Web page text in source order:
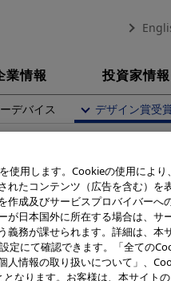
業情報 投資家情報
デバイス
デザイン賞受
フォンアプリ）
受賞製品
使用します。Cookieの使用により
たコンテンツ（広告を含む）を
成及びサービスプロバイバーへ
日本国外に所在する場合は、サ
務が課せられます。詳細は、本
定にて確認できます。「全ての
人情報の取り扱いについて」、
なります。お客様は、本サイト